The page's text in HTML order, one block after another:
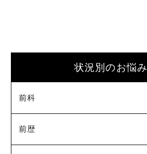
状況別のお悩み
前科
前歴